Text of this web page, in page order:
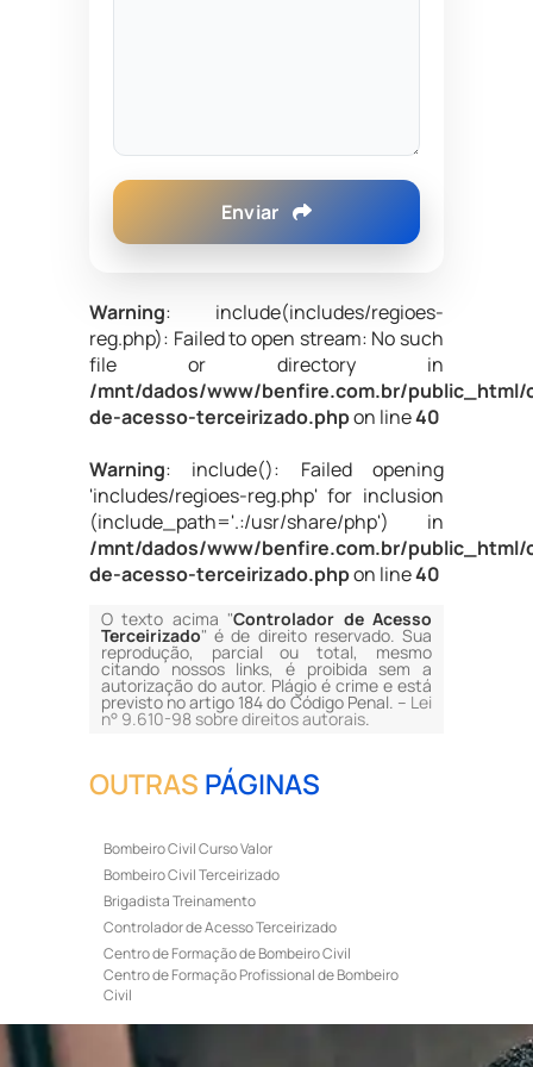
Enviar
Warning: include(includes/regioes-
reg.php): Failed to open stream: No such
file or directory in
/mnt/dados/www/benfire.com.br/public_html/
de-acesso-terceirizado.phpon line40
Warning: include(): Failed opening
'includes/regioes-reg.php' for inclusion
(include_path='.:/usr/share/php') in
/mnt/dados/www/benfire.com.br/public_html/
de-acesso-terceirizado.phpon line40
O texto acima "Controlador de Acesso
Terceirizado" é de direito reservado. Sua
reprodução, parcial ou total, mesmo
citando nossos links, é proibida sem a
autorização do autor. Plágio é crime e está
previsto no artigo 184 do Código Penal. – Lei
n° 9.610-98 sobre direitos autorais.
OUTRAS PÁGINAS
Bombeiro Civil Curso Valor
Bombeiro Civil Terceirizado
Brigadista Treinamento
Controlador de Acesso Terceirizado
Centro de Formação de Bombeiro Civil
Centro de Formação Profissional de Bombeiro
Civil
Curso de Bombeiro Civil
Curso de Bombeiro Civil Preço